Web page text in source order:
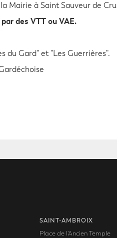
Mairie à Saint Sauveur de
des VTT ou VAE.
du Gard" et "Les Guerrières".
SAINT-AMBROIX
Place de l'Ancien Temple